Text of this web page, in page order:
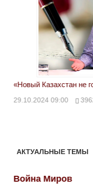
«Новый Казахстан не
29.10.2024 09:00
АКТУАЛЬНЫЕ ТЕМЫ
Война Миров